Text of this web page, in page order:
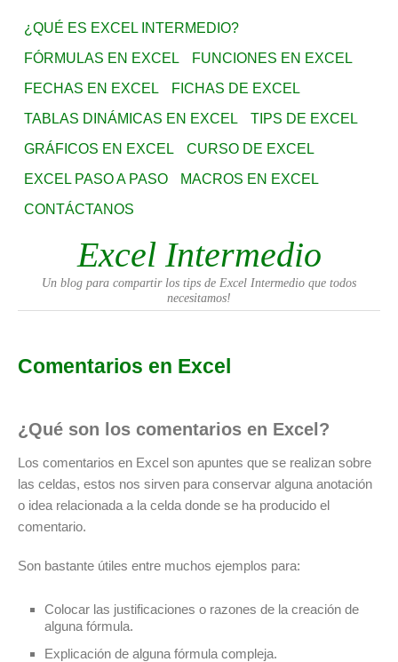
¿QUÉ ES EXCEL INTERMEDIO?
FÓRMULAS EN EXCEL
FUNCIONES EN EXCEL
FECHAS EN EXCEL
FICHAS DE EXCEL
TABLAS DINÁMICAS EN EXCEL
TIPS DE EXCEL
GRÁFICOS EN EXCEL
CURSO DE EXCEL
EXCEL PASO A PASO
MACROS EN EXCEL
CONTÁCTANOS
Excel Intermedio
Un blog para compartir los tips de Excel Intermedio que todos
necesitamos!
Comentarios en Excel
¿Qué son los comentarios en Excel?
Los comentarios en Excel son apuntes que se realizan sobre
las celdas, estos nos sirven para conservar alguna anotación
o idea relacionada a la celda donde se ha producido el
comentario.
Son bastante útiles entre muchos ejemplos para:
Colocar las justificaciones o razones de la creación de
alguna fórmula.
Explicación de alguna fórmula compleja.